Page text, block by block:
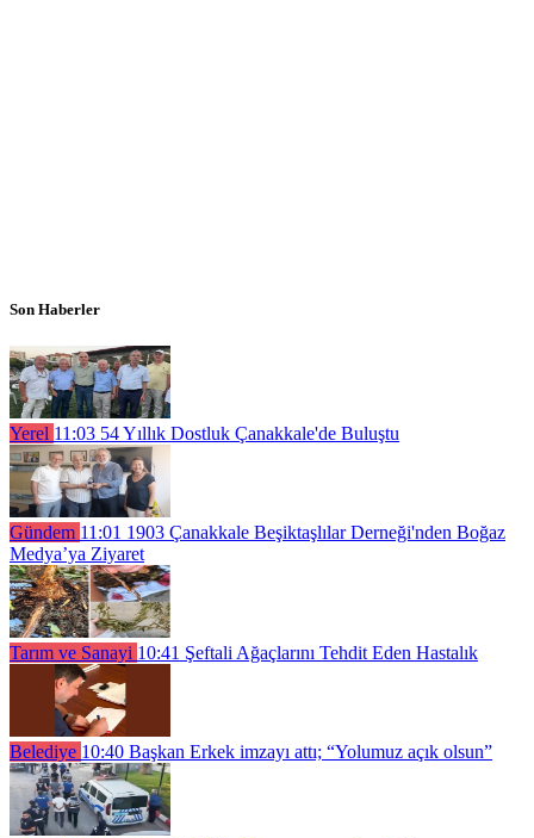
Son Haberler
Yerel 11:03 54 Yıllık Dostluk Çanakkale'de Buluştu
Gündem 11:01 1903 Çanakkale Beşiktaşlılar Derneği'nden Boğaz
Medya’ya Ziyaret
Tarım ve Sanayi 10:41 Şeftali Ağaçlarını Tehdit Eden Hastalık
Belediye 10:40 Başkan Erkek imzayı attı; “Yolumuz açık olsun”